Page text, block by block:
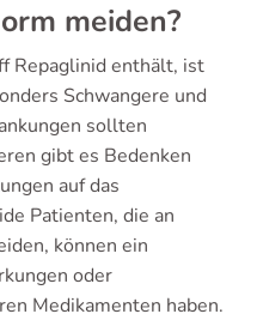
meiden?
Repaglinid enthält, ist
Schwangere und
sollten
gibt es Bedenken
auf das
Patienten, die an
können ein
oder
Medikamenten haben.